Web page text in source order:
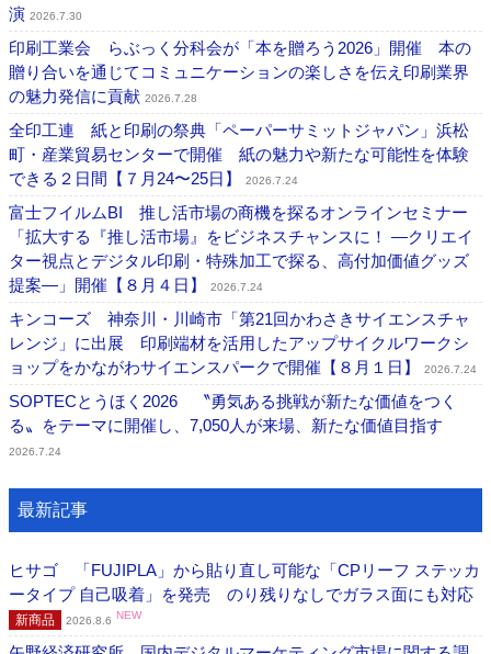
演 2026.7.30
印刷工業会 らぶっく分科会が「本を贈ろう2026」開催 本の
贈り合いを通じてコミュニケーションの楽しさを伝え印刷業界
の魅力発信に貢献 2026.7.28
全印工連 紙と印刷の祭典「ペーパーサミットジャパン」浜松
町・産業貿易センターで開催 紙の魅力や新たな可能性を体験
できる２日間【７月24〜25日】
2026.7.24
富士フイルムBI 推し活市場の商機を探るオンラインセミナー
「拡大する『推し活市場』をビジネスチャンスに！ ―クリエイ
ター視点とデジタル印刷・特殊加工で探る、高付加価値グッズ
提案―」開催【８月４日】
2026.7.24
キンコーズ 神奈川・川崎市「第21回かわさきサイエンスチャ
レンジ」に出展 印刷端材を活用したアップサイクルワークシ
ョップをかながわサイエンスパークで開催【８月１日】
2026.7.24
SOPTECとうほく2026 〝勇気ある挑戦が新たな価値をつく
る〟をテーマに開催し、7,050人が来場、新たな価値目指す
2026.7.24
最新記事
ヒサゴ 「FUJIPLA」から貼り直し可能な「CPリーフ ステッカ
ータイプ 自己吸着」を発売 のり残りなしでガラス面にも対応
新商品 2026.8.6 NEW